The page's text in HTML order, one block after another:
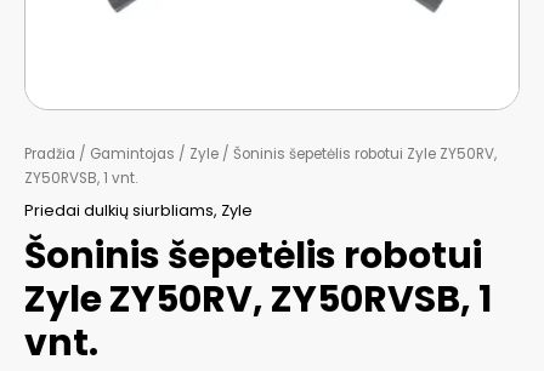
Pradžia / Gamintojas / Zyle / Šoninis šepetėlis robotui Zyle ZY50RV,
ZY50RVSB, 1 vnt.
Priedai dulkių siurbliams, Zyle
Šoninis šepetėlis robotui
Zyle ZY50RV, ZY50RVSB, 1
vnt.